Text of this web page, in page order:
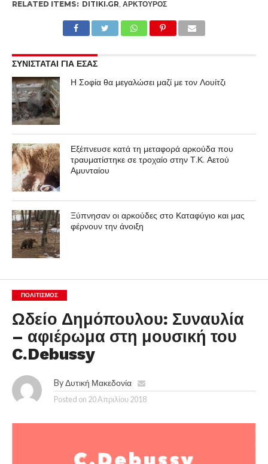
RELATED ITEMS: DITIKI.GR ΑΡΚΤΟΎΡΟΣ
ΣΥΝΙΣΤΑΤΑΙ ΓΙΑ ΕΣΑΣ
Η Σοφία θα μεγαλώσει μαζί με τον Λουίτζι
Εξέπνευσε κατά τη μεταφορά αρκούδα που
τραυματίστηκε σε τροχαίο στην Τ.Κ. Αετού
Αμυνταίου
Ξύπνησαν οι αρκούδες στο Καταφύγιο και μας
φέρνουν την άνοιξη
ΠΟΛΙΤΙΣΜΌΣ
Ωδείο Δημόπουλου: Συναυλία
– αφιέρωμα στη μουσική του
C.Debussy
By Δυτική Μακεδονία
Posted on 20 Απριλίου 2018